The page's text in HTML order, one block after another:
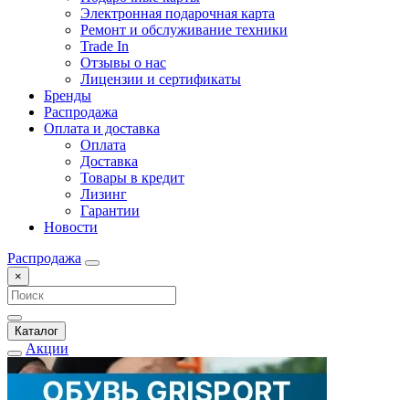
Электронная подарочная карта
Ремонт и обслуживание техники
Trade In
Отзывы о нас
Лицензии и сертификаты
Бренды
Распродажа
Оплата и доставка
Оплата
Доставка
Товары в кредит
Лизинг
Гарантии
Новости
Распродажа
×
Каталог
Акции